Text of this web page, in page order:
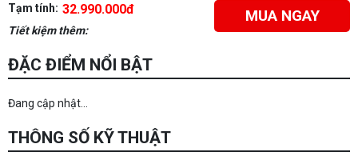
Tạm tính: 32.990.000đ
Tiết kiệm thêm:
MUA NGAY
ĐẶC ĐIỂM NỔI BẬT
Đang cập nhật...
THÔNG SỐ KỸ THUẬT